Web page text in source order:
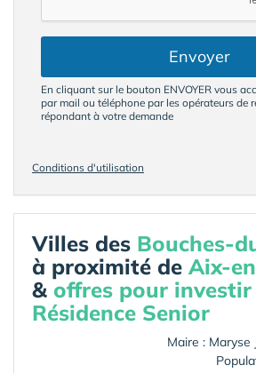
Envoyer
En cliquant sur le bouton ENVOYER vous
par mail ou téléphone par les opérateurs de
répondant à votre demande
Conditions d'utilisation
Villes des Bouches-
à proximité de Aix-
& offres pour investir
Résidence Senior
Maire : Maryse